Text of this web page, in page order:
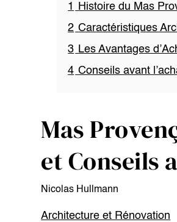
1
Histoire du Mas
2 Caractéristiques
3 Les Avantages
4 Conseils avant
Mas
et Conseils
Nicolas Hullmann
Architecture et Rénovation